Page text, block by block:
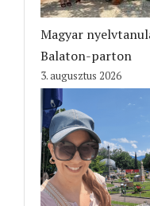
Magyar
Balaton-parton
3. augusztus 2026